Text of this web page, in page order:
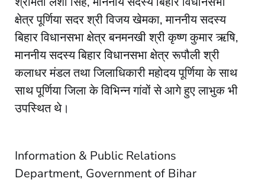
क्षेत्र पूर्णिया सदर श्री विजय खेमका, माननीय सदस्य
बिहार विधानसभा क्षेत्र बनमनखी श्री कृष्ण कुमार ऋषि,
माननीय सदस्य बिहार विधानसभा क्षेत्र रूपौली श्री
कलाधर मंडल तथा जिलाधिकारी महोदय पूर्णिया के साथ
साथ पूर्णिया जिला के विभिन्न गांवों से आगे हुए लाभुक भी
उपस्थित थे।
Information & Public Relations
Department, Government of Bihar